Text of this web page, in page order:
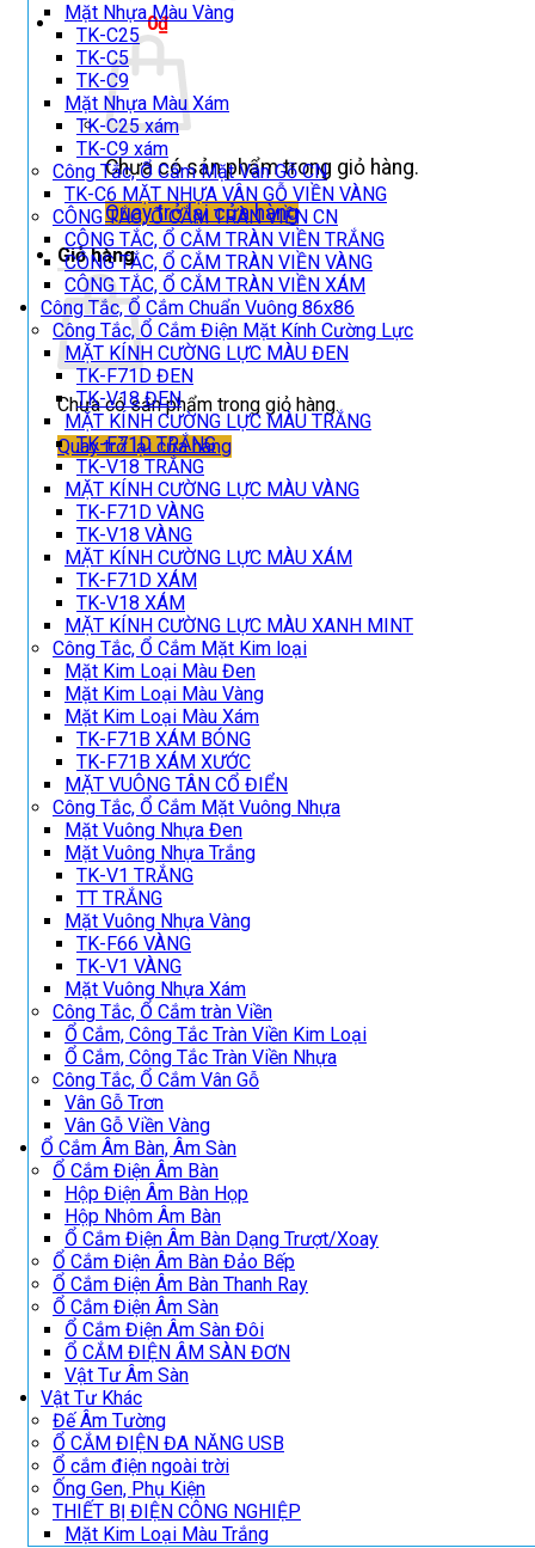
Giỏ hàng /0₫
Chưa có sản phẩm trong giỏ hàng.
Quay trở lại cửa hàng
Giỏ hàng
Chưa có sản phẩm trong giỏ hàng.
Quay trở lại cửa hàng
Mặt Nhựa Màu Vàng
TK-C25
TK-C5
TK-C9
Mặt Nhựa Màu Xám
TK-C25 xám
TK-C9 xám
Công Tắc, Ổ Cắm Mặt Vân Gỗ CN
TK-C6 MẶT NHỰA VÂN GỖ VIỀN VÀNG
CÔNG TẮC, Ổ CẮM TRÀN VIỀN CN
CÔNG TẮC, Ổ CẮM TRÀN VIỀN TRẮNG
CÔNG TẮC, Ổ CẮM TRÀN VIỀN VÀNG
CÔNG TẮC, Ổ CẮM TRÀN VIỀN XÁM
Công Tắc, Ổ Cắm Chuẩn Vuông 86x86
Công Tắc, Ổ Cắm Điện Mặt Kính Cường Lực
MẶT KÍNH CƯỜNG LỰC MÀU ĐEN
TK-F71D ĐEN
TK-V18 ĐEN
MẶT KÍNH CƯỜNG LỰC MÀU TRẮNG
TK-F71D TRẮNG
TK-V18 TRẮNG
MẶT KÍNH CƯỜNG LỰC MÀU VÀNG
TK-F71D VÀNG
TK-V18 VÀNG
MẶT KÍNH CƯỜNG LỰC MÀU XÁM
TK-F71D XÁM
TK-V18 XÁM
MẶT KÍNH CƯỜNG LỰC MÀU XANH MINT
Công Tắc, Ổ Cắm Mặt Kim loại
Mặt Kim Loại Màu Đen
Mặt Kim Loại Màu Vàng
Mặt Kim Loại Màu Xám
TK-F71B XÁM BÓNG
TK-F71B XÁM XƯỚC
MẶT VUÔNG TÂN CỔ ĐIỂN
Công Tắc, Ổ Cắm Mặt Vuông Nhựa
Mặt Vuông Nhựa Đen
Mặt Vuông Nhựa Trắng
TK-V1 TRẮNG
TT TRẮNG
Mặt Vuông Nhựa Vàng
TK-F66 VÀNG
TK-V1 VÀNG
Mặt Vuông Nhựa Xám
Công Tắc, Ổ Cắm tràn Viền
Ổ Cắm, Công Tắc Tràn Viền Kim Loại
Ổ Cắm, Công Tắc Tràn Viền Nhựa
Công Tắc, Ổ Cắm Vân Gỗ
Vân Gỗ Trơn
Vân Gỗ Viền Vàng
Ổ Cắm Âm Bàn, Âm Sàn
Ổ Cắm Điện Âm Bàn
Hộp Điện Âm Bàn Họp
Hộp Nhôm Âm Bàn
Ổ Cắm Điện Âm Bàn Dạng Trượt/Xoay
Ổ Cắm Điện Âm Bàn Đảo Bếp
Ổ Cắm Điện Âm Bàn Thanh Ray
Ổ Cắm Điện Âm Sàn
Ổ Cắm Điện Âm Sàn Đôi
Ổ CẮM ĐIỆN ÂM SÀN ĐƠN
Vật Tư Âm Sàn
Vật Tư Khác
Đế Âm Tường
Ổ CẮM ĐIỆN ĐA NĂNG USB
Ổ cắm điện ngoài trời
Ống Gen, Phụ Kiện
THIẾT BỊ ĐIỆN CÔNG NGHIỆP
Mặt Kim Loại Màu Trắng